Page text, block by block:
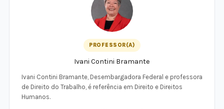
PROFESSOR(A)
Ivani Contini Bramante
Ivani Contini Bramante, Desembargadora Federal e professora
de Direito do Trabalho, é referência em Direito e Direitos
Humanos.